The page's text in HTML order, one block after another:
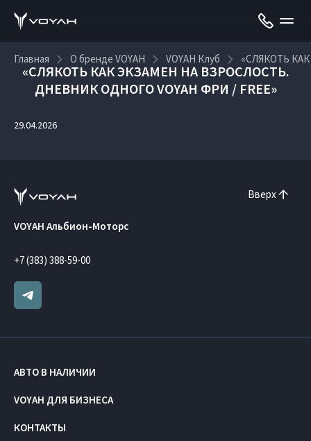
Главная О бренде VOYAH VOYAH Клуб «СЛЯКОТЬ
«СЛЯКОТЬ КАК ЭКЗАМЕН НА ВЗРОСЛОСТЬ.
ДНЕВНИК ОДНОГО VOYAH ФРИ / FREE»
29.04.2026
Вверх
VOYAH Альбион-Моторс
+7 (383) 388-59-00
АВТО В НАЛИЧИИ
VOYAH ДЛЯ БИЗНЕСА
КОНТАКТЫ